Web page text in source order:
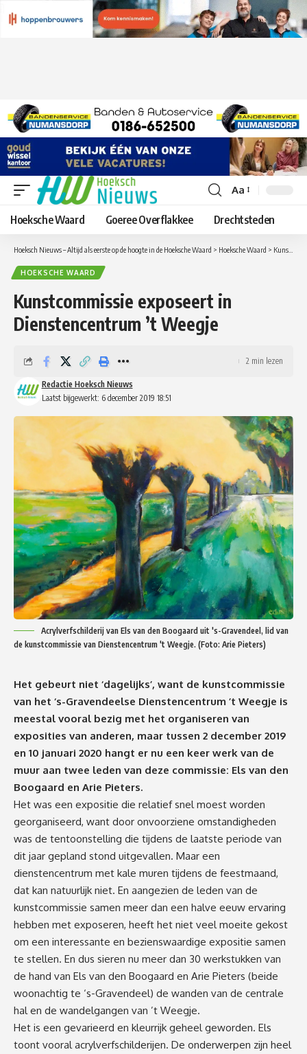
Lettergrootte
aanpassen
Aa
Hoeksche Waard Goeree Overflakkee Drechtsteden
Hoeksch Nieuws – Altijd als eerste op de hoogte in de Hoeksche Waard > Hoeksche Waard > Kunstcommissie exposeert in Dienstencentrum ’t Weegje
HOEKSCHE WAARD
Kunstcommissie exposeert in
Dienstencentrum ’t Weegje
Laatst bijgewerkt: 6 december 2019 18:51
Redactie Hoeksch Nieuws
2 min lezen
Acrylverfschilderij van Els van den Boogaard uit 's-Gravendeel, lid van
de kunstcommissie van Dienstencentrum 't Weegje. (Foto: Arie Pieters)
Het gebeurt niet ‘dagelijks’, want de kunstcommissie
van het ‘s-Gravendeelse Dienstencentrum ’t Weegje is
meestal vooral bezig met het organiseren van
exposities van anderen, maar tussen 2 december 2019
en 10 januari 2020 hangt er nu een keer werk van de
muur aan twee leden van deze commissie: Els van den
Boogaard en Arie Pieters.
Het was een expositie die relatief snel moest worden
georganiseerd, want door onvoorziene omstandigheden
was de tentoonstelling die tijdens de laatste periode van
dit jaar gepland stond uitgevallen. Maar een
dienstencentrum met kale muren tijdens de feestmaand,
dat kan natuurlijk niet. En aangezien de leden van de
kunstcommissie samen meer dan een halve eeuw ervaring
hebben met exposeren, heeft het niet veel moeite gekost
om een interessante en bezienswaardige expositie samen
te stellen. En dus sieren nu meer dan 30 werkstukken van
de hand van Els van den Boogaard en Arie Pieters (beide
woonachtig te ‘s-Gravendeel) de wanden van de centrale
hal en de wandelgangen van ’t Weegje.
Het is een gevarieerd en kleurrijk geheel geworden. Els
toont vooral acrylverfschilderijen. De onderwerpen zijn heel